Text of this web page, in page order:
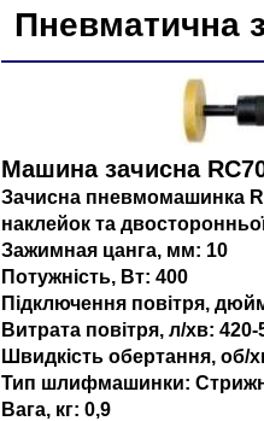
Пневматична
Машина зачисна
Зачисна пневмомашинка
наклейок та
Зажимная цанга, мм: 10
Потужність, Вт: 400
Підключення повітря,
Витрата повітря, л/хв: 420-
Швидкість обертання, об/
Тип шлифмашинки:
Вага, кг: 0,9